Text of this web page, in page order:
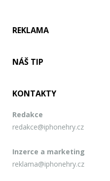
REKLAMA
NÁŠ TIP
KONTAKTY
Redakce
redakce@iphonehry.cz
Inzerce a marketing
reklama@iphonehry.cz